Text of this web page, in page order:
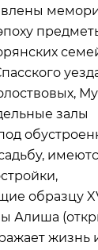
залы
образцу
Алиша
жизнь